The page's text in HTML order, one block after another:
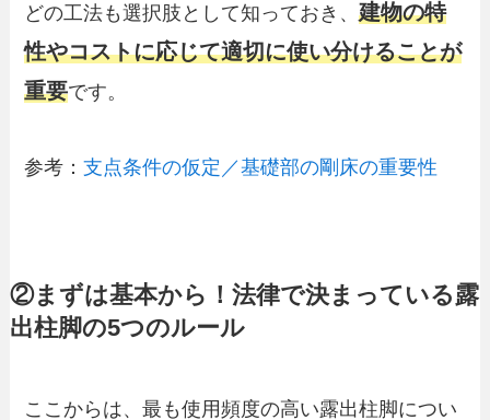
どの工法も選択肢として知っておき、建物の特
性やコストに応じて適切に使い分けることが
重要です。
参考：支点条件の仮定／基礎部の剛床の重要性
②まずは基本から！法律で決まっている露
出柱脚の5つのルール
ここからは、最も使用頻度の高い露出柱脚につい